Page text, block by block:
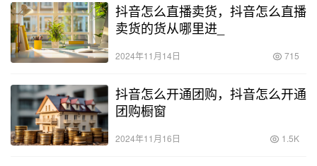
抖音怎么直播卖货，抖音怎么直播
卖货的货从哪里进_
2024年11月14日 715
抖音怎么开通团购，抖音怎么开通
团购橱窗
2024年11月16日 1.5K